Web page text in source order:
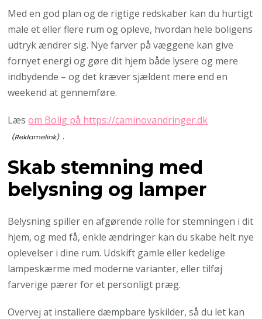
Med en god plan og de rigtige redskaber kan du hurtigt
male et eller flere rum og opleve, hvordan hele boligens
udtryk ændrer sig. Nye farver på væggene kan give
fornyet energi og gøre dit hjem både lysere og mere
indbydende – og det kræver sjældent mere end en
weekend at gennemføre.
Læsom Bolig på https://caminovandringer.dk
.
Skab stemning med
belysning og lamper
Belysning spiller en afgørende rolle for stemningen i dit
hjem, og med få, enkle ændringer kan du skabe helt nye
oplevelser i dine rum. Udskift gamle eller kedelige
lampeskærme med moderne varianter, eller tilføj
farverige pærer for et personligt præg.
Overvej at installere dæmpbare lyskilder, så du let kan